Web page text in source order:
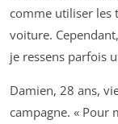
comme utiliser les
voiture.
je ressens parfois
Damien, 28 ans,
campagne. « Pour